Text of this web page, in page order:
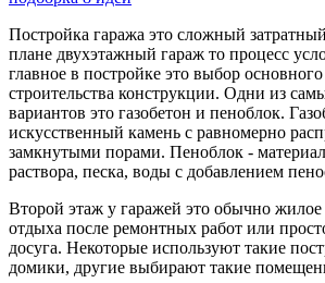
Постройка гаража это сложный
плане двухэтажный гараж то процесс
главное в постройке это выбор
строительства конструкции. Одни из
вариантов это газобетон и пеноблок.
искусственный камень с равномерно
замкнутыми порами. Пеноблок -
раствора, песка, воды с добавлением
Второй этаж у гаражей это обычно
отдыха после ремонтных работ или
досуга. Некоторые используют такие
домики, другие выбирают такие